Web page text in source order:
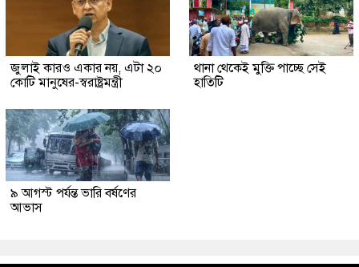
জুলাই কারও একার নয়, এটা ২০
কোটি মানুষের-স্বরাষ্ট্রমন্ত্রী
থানা থেকেই মুক্তি পাচ্ছে সেই
হাতিটি
৯ আগস্ট পর্যন্ত ভারি বর্ষণের
আভাস